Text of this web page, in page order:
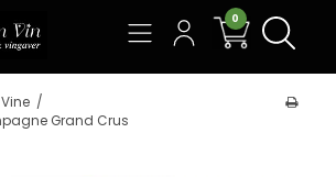
0
Vine /
Grand Crus